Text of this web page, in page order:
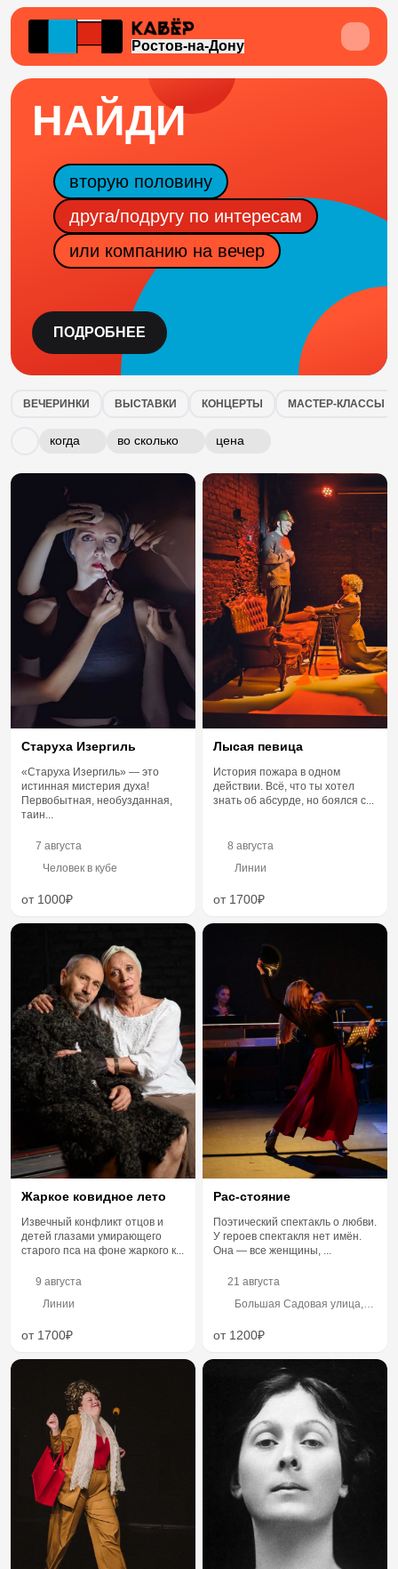
Ростов-на-Дону
НАЙДИ
вторую половину
друга/подругу по интересам
или компанию на вечер
ПОДРОБНЕЕ
Спектакли в городе Ростов-на-Дону
ВЕЧЕРИНКИ ВЫСТАВКИ КОНЦЕРТЫ МАСТЕР-КЛАССЫ
когда во сколько цена
Старуха Изергиль
«Старуха Изергиль» — это
истинная мистерия духа!
Первобытная, необузданная,
таин...
7 августа
Человек в кубе
от 1000₽
Лысая певица
История пожара в одном
действии. Всё, что ты хотел
знать об абсурде, но боялся с...
8 августа
Линии
от 1700₽
Жаркое ковидное лето
Извечный конфликт отцов и
детей глазами умирающего
старого пса на фоне жаркого к...
9 августа
Линии
от 1700₽
Рас-стояние
Поэтический спектакль о любви.
У героев спектакля нет имён.
Она — все женщины, ...
21 августа
Большая Садовая улица,
от 1200₽